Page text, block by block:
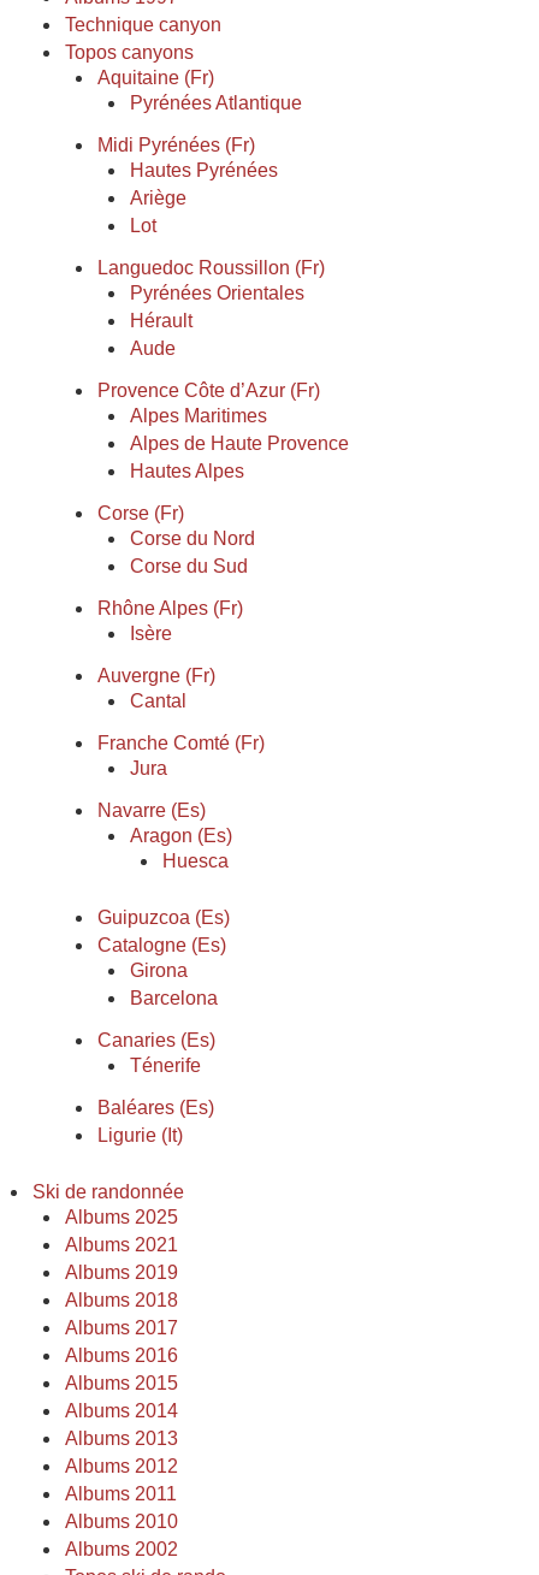
Technique canyon
Topos canyons
Aquitaine (Fr)
Pyrénées Atlantique
Midi Pyrénées (Fr)
Hautes Pyrénées
Ariège
Lot
Languedoc Roussillon (Fr)
Pyrénées Orientales
Hérault
Aude
Provence Côte d’Azur (Fr)
Alpes Maritimes
Alpes de Haute Provence
Hautes Alpes
Corse (Fr)
Corse du Nord
Corse du Sud
Rhône Alpes (Fr)
Isère
Auvergne (Fr)
Cantal
Franche Comté (Fr)
Jura
Navarre (Es)
Aragon (Es)
Huesca
Guipuzcoa (Es)
Catalogne (Es)
Girona
Barcelona
Canaries (Es)
Ténerife
Baléares (Es)
Ligurie (It)
Ski de randonnée
Albums 2025
Albums 2021
Albums 2019
Albums 2018
Albums 2017
Albums 2016
Albums 2015
Albums 2014
Albums 2013
Albums 2012
Albums 2011
Albums 2010
Albums 2002